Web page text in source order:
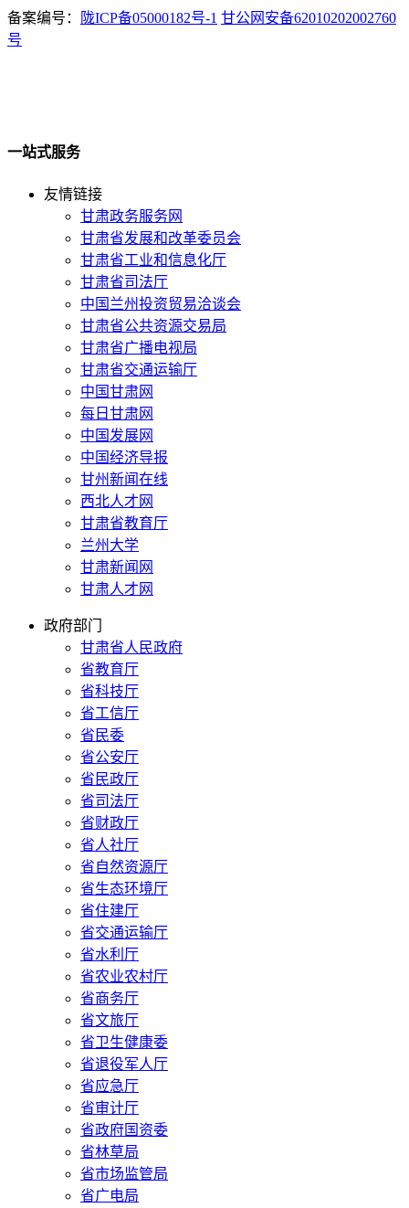
备案编号： 陇ICP备05000182号-1 甘公网安备62010202002760
号
一站式服务
友情链接
甘肃政务服务网
甘肃省发展和改革委员会
甘肃省工业和信息化厅
甘肃省司法厅
中国兰州投资贸易洽谈会
甘肃省公共资源交易局
甘肃省广播电视局
甘肃省交通运输厅
中国甘肃网
每日甘肃网
中国发展网
中国经济导报
甘州新闻在线
西北人才网
甘肃省教育厅
兰州大学
甘肃新闻网
甘肃人才网
政府部门
甘肃省人民政府
省教育厅
省科技厅
省工信厅
省民委
省公安厅
省民政厅
省司法厅
省财政厅
省人社厅
省自然资源厅
省生态环境厅
省住建厅
省交通运输厅
省水利厅
省农业农村厅
省商务厅
省文旅厅
省卫生健康委
省退役军人厅
省应急厅
省审计厅
省政府国资委
省林草局
省市场监管局
省广电局